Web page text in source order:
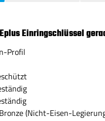
Einringschlüssel
Profil
(Nicht-Eisen-